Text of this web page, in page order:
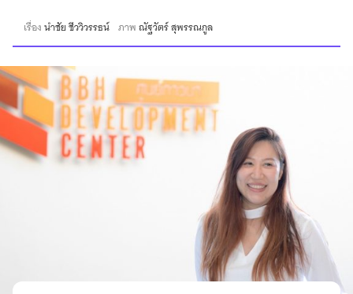
เรื่องนำชัย ชีววิวรรธน์ ภาพณัฐวัตร์ สุพรรณกูล